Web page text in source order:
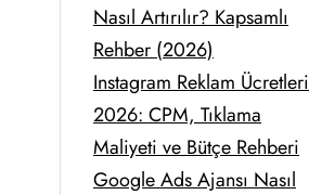
Nasıl Artırılır? Kapsamlı
Rehber (2026)
Instagram Reklam Ücretleri
2026: CPM, Tıklama
Maliyeti ve Bütçe Rehberi
Google Ads Ajansı Nasıl